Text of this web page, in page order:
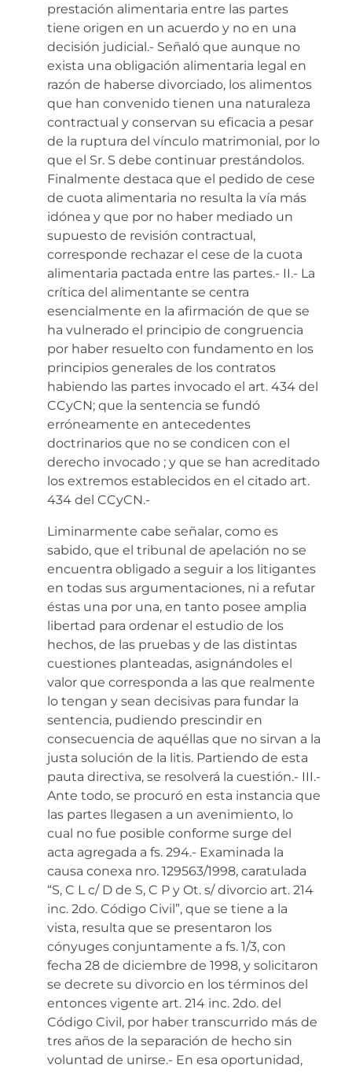
prestación alimentaria entre las partes
tiene origen en un acuerdo y no en una
decisión judicial.- Señaló que aunque no
exista una obligación alimentaria legal en
razón de haberse divorciado, los alimentos
que han convenido tienen una naturaleza
contractual y conservan su eficacia a pesar
de la ruptura del vínculo matrimonial, por lo
que el Sr. S debe continuar prestándolos.
Finalmente destaca que el pedido de cese
de cuota alimentaria no resulta la vía más
idónea y que por no haber mediado un
supuesto de revisión contractual,
corresponde rechazar el cese de la cuota
alimentaria pactada entre las partes.- II.- La
crítica del alimentante se centra
esencialmente en la afirmación de que se
ha vulnerado el principio de congruencia
por haber resuelto con fundamento en los
principios generales de los contratos
habiendo las partes invocado el art. 434 del
CCyCN; que la sentencia se fundó
erróneamente en antecedentes
doctrinarios que no se condicen con el
derecho invocado ; y que se han acreditado
los extremos establecidos en el citado art.
434 del CCyCN.-
Liminarmente cabe señalar, como es
sabido, que el tribunal de apelación no se
encuentra obligado a seguir a los litigantes
en todas sus argumentaciones, ni a refutar
éstas una por una, en tanto posee amplia
libertad para ordenar el estudio de los
hechos, de las pruebas y de las distintas
cuestiones planteadas, asignándoles el
valor que corresponda a las que realmente
lo tengan y sean decisivas para fundar la
sentencia, pudiendo prescindir en
consecuencia de aquéllas que no sirvan a la
justa solución de la litis. Partiendo de esta
pauta directiva, se resolverá la cuestión.- III.-
Ante todo, se procuró en esta instancia que
las partes llegasen a un avenimiento, lo
cual no fue posible conforme surge del
acta agregada a fs. 294.- Examinada la
causa conexa nro. 129563/1998, caratulada
“S, C L c/ D de S, C P y Ot. s/ divorcio art. 214
inc. 2do. Código Civil”, que se tiene a la
vista, resulta que se presentaron los
cónyuges conjuntamente a fs. 1/3, con
fecha 28 de diciembre de 1998, y solicitaron
se decrete su divorcio en los términos del
entonces vigente art. 214 inc. 2do. del
Código Civil, por haber transcurrido más de
tres años de la separación de hecho sin
voluntad de unirse.- En esa oportunidad,